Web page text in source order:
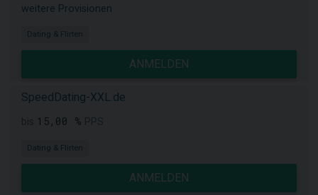
weitere Provisionen
Dating & Flirten
ANMELDEN
SpeedDating-XXL.de
15,00 %
Dating & Flirten
ANMELDEN